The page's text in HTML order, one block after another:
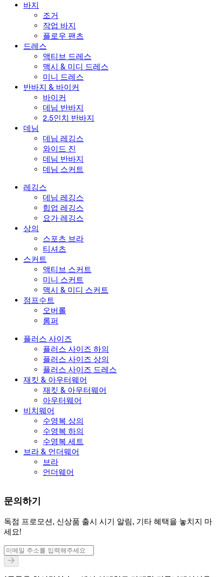
수영복 세트
언더웨어
바지
조거
작업 바지
플로우 팬츠
드레스
액티브 드레스
맥시 & 미디 드레스
미니 드레스
반바지 & 바이커
바이커
데님 반바지
2.5인치 반바지
데님
데님 레깅스
와이드 진
데님 반바지
데님 스커트
레깅스
데님 레깅스
힙업 레깅스
요가 레깅스
상의
스포츠 브라
티셔츠
스커트
액티브 스커트
미니 스커트
맥시 & 미디 스커트
점프수트
오버롤
롬퍼
플러스 사이즈
플러스 사이즈 하의
플러스 사이즈 상의
플러스 사이즈 드레스
재킷 & 아우터웨어
재킷 & 아우터웨어
아우터웨어
비치웨어
수영복 상의
수영복 하의
수영복 세트
브라 & 언더웨어
브라
언더웨어
문의하기
독점 프로모션, 신상품 출시 시기 알림, 기타 혜택을 놓치지 마
세요!